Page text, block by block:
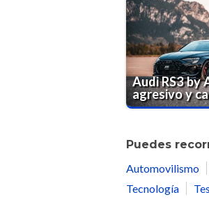
Audi RS3 by
agresivo y
Puedes
Automovilismo
Tecnología